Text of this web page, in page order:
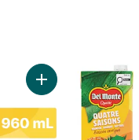
100 % sans pulpe au
Ajouter Nectar de